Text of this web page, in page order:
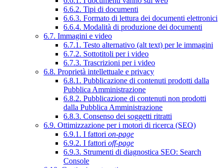
6.6.2. Tipi di documenti
6.6.3. Formato di lettura dei documenti elettronici
6.6.4. Modalità di produzione dei documenti
6.7. Immagini e video
6.7.1. Testo alternativo (alt text) per le immagini
6.7.2. Sottotitoli per i video
6.7.3. Trascrizioni per i video
6.8. Proprietà intellettuale e privacy
6.8.1. Pubblicazione di contenuti prodotti dalla
Pubblica Amministrazione
6.8.2. Pubblicazione di contenuti non prodotti
dalla Pubblica Amministrazione
6.8.3. Consenso dei soggetti ritratti
6.9. Ottimizzazione per i motori di ricerca (SEO)
6.9.1. I fattori on-page
6.9.2. I fattori off-page
6.9.3. Strumenti di diagnostica SEO: Search
Console